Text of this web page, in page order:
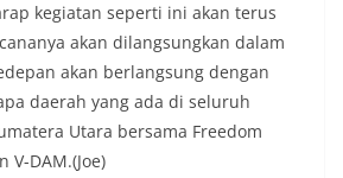
akan pentingnya menjaga
ketertiban, dan kekompakan
khususnya dalam menyambut
bersejarah HUT Kemerdekaan
sambang ini
akan terus dilaksanakan secara rutin
di wilayah Kelurahan
kegiatan seperti ini akan terus
akan dilangsungkan dalam
akan berlangsung dengan
daerah yang ada di seluruh
Utara bersama Freedom
V-DAM.(Joe)